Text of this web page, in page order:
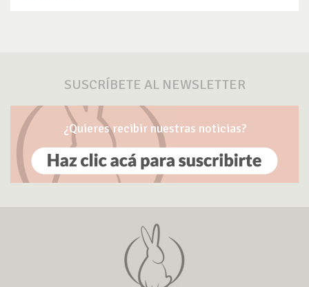
SUSCRÍBETE AL NEWSLETTER
¿Quieres recibir nuestras noticias?